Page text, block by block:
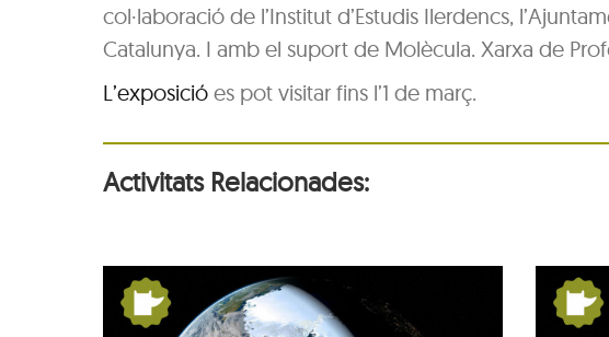
col·laboració de l’Institut d’Estudis Ilerdencs,
Catalunya. I amb el suport de Molècula. Xarxa de
L’exposició es pot visitar fins l’1 de març.
Activitats Relacionades: